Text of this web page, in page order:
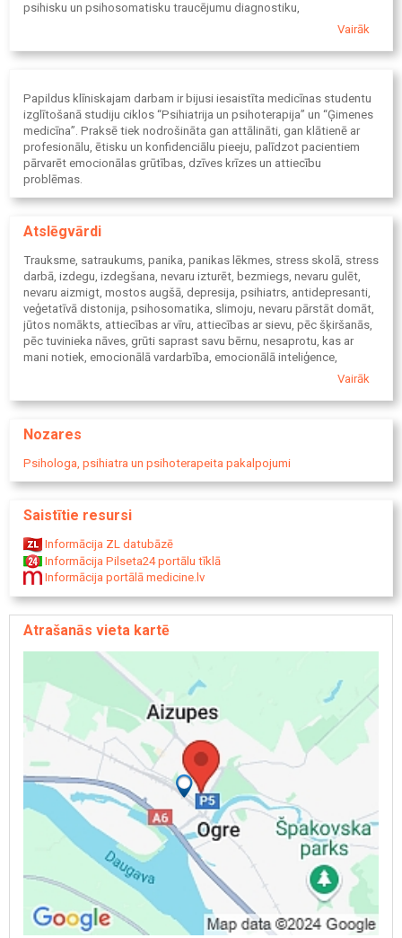
psihisku un psihosomatisku traucējumu diagnostiku,
diferenciāldiagnostiku un ilgtermiņa ārstēšanu drošā un strukturētā
Vairāk
Papildus klīniskajam darbam ir bijusi iesaistīta medicīnas studentu
izglītošanā studiju ciklos “Psihiatrija un psihoterapija” un “Ģimenes
medicīna”. Praksē tiek nodrošināta gan attālināti, gan klātienē ar
profesionālu, ētisku un konfidenciālu pieeju, palīdzot pacientiem
pārvarēt emocionālas grūtības, dzīves krīzes un attiecību
problēmas.
Atslēgvārdi
Trauksme, satraukums, panika, panikas lēkmes, stress skolā, stress
darbā, izdegu, izdegšana, nevaru izturēt, bezmiegs, nevaru gulēt,
nevaru aizmigt, mostos augšā, depresija, psihiatrs, antidepresanti,
veģetatīvā distonija, psihosomatika, slimoju, nevaru pārstāt domāt,
jūtos nomākts, attiecības ar vīru, attiecības ar sievu, pēc šķiršanās,
pēc tuvinieka nāves, grūti saprast savu bērnu, nesaprotu, kas ar
mani notiek, emocionālā vardarbība, emocionālā inteliģence,
apzinātība, Initas Lēnas Goldšteinas ārsta prakse psihoterapijā,
Vairāk
Nozares
Psihologa, psihiatra un psihoterapeita pakalpojumi
Saistītie resursi
Informācija ZL datubāzē
Informācija Pilseta24 portālu tīklā
Informācija portālā medicine.lv
Atrašanās vieta kartē